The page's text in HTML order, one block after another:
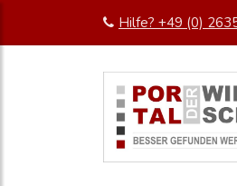
Hilfe? +49 (0)